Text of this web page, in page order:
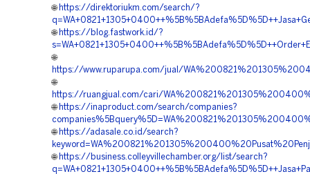
🌐 https://direktoriukm.com/search/?
🌐 https://blog.fastwork.id/?
🌐
https://www.ruparupa.com/jual/
🌐
https://ruangjual.com/cari/
🌐 https://inaproduct.com/search/companies?
🌐 https://adasale.co.id/search?
🌐 https://business.colleyvillechamber.org/list/search?